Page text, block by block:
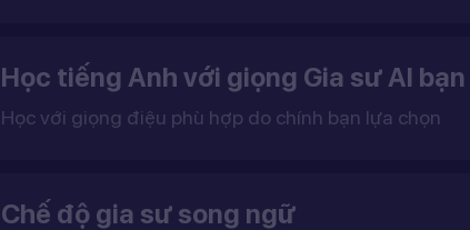
Học tiếng Anh với giọng Gia sư AI
Học với giọng điệu phù hợp do chính bạn lựa chọn
Chế độ gia sư song ngữ